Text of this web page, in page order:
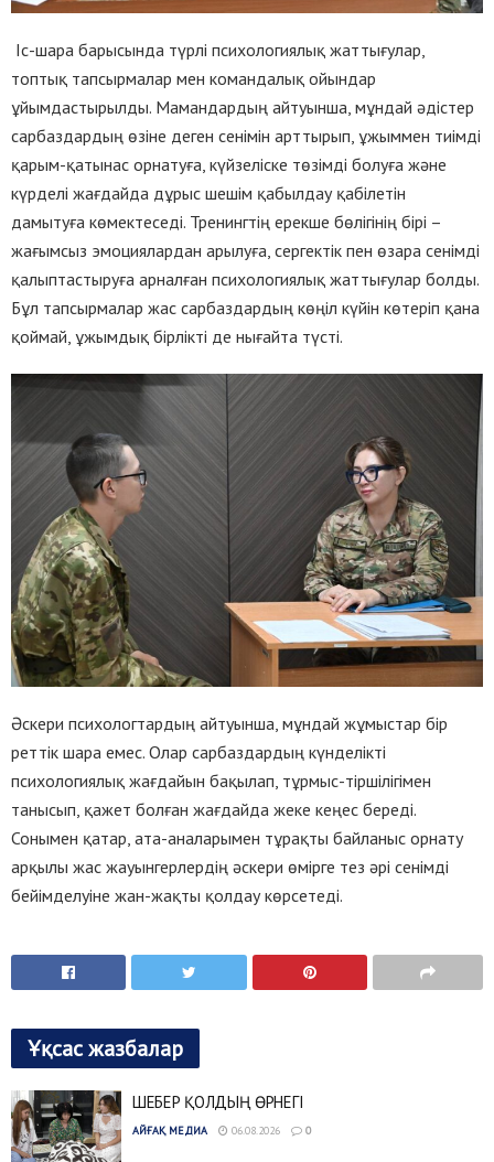
Іс-шара барысында түрлі психологиялық жаттығулар,
топтық тапсырмалар мен командалық ойындар
ұйымдастырылды. Мамандардың айтуынша, мұндай әдістер
сарбаздардың өзіне деген сенімін арттырып, ұжыммен тиімді
қарым-қатынас орнатуға, күйзеліске төзімді болуға және
күрделі жағдайда дұрыс шешім қабылдау қабілетін
дамытуға көмектеседі. Тренингтің ерекше бөлігінің бірі –
жағымсыз эмоциялардан арылуға, сергектік пен өзара сенімді
қалыптастыруға арналған психологиялық жаттығулар болды.
Бұл тапсырмалар жас сарбаздардың көңіл күйін көтеріп қана
қоймай, ұжымдық бірлікті де нығайта түсті.
Әскери психологтардың айтуынша, мұндай жұмыстар бір
реттік шара емес. Олар сарбаздардың күнделікті
психологиялық жағдайын бақылап, тұрмыс-тіршілігімен
танысып, қажет болған жағдайда жеке кеңес береді.
Сонымен қатар, ата-аналарымен тұрақты байланыс орнату
арқылы жас жауынгерлердің әскери өмірге тез әрі сенімді
бейімделуіне жан-жақты қолдау көрсетеді.
Ұқсас жазбалар
ШЕБЕР ҚОЛДЫҢ ӨРНЕГІ
АЙҒАҚ МЕДИА 06.08.2026 0